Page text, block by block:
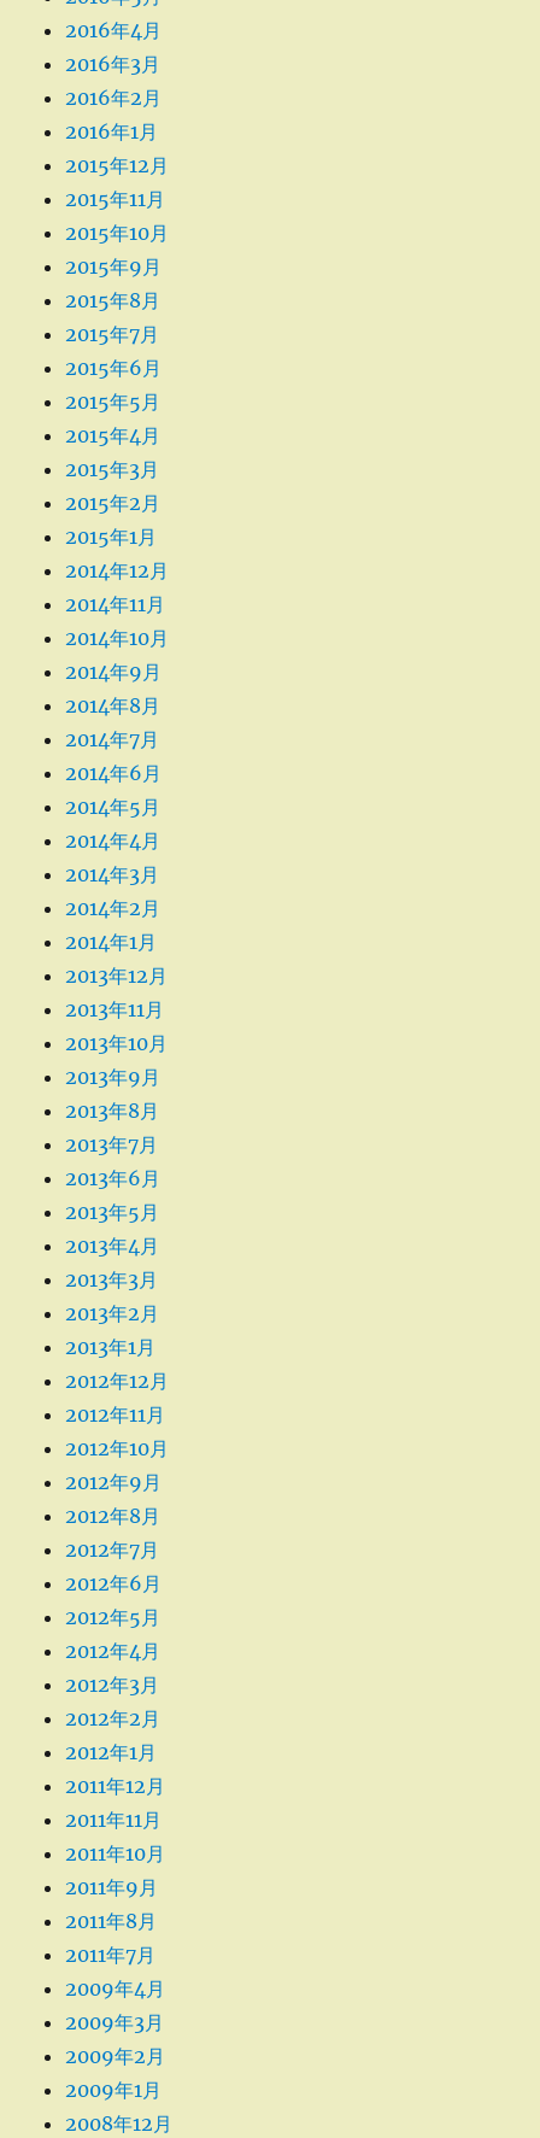
2016年4月
2016年3月
2016年2月
2016年1月
2015年12月
2015年11月
2015年10月
2015年9月
2015年8月
2015年7月
2015年6月
2015年5月
2015年4月
2015年3月
2015年2月
2015年1月
2014年12月
2014年11月
2014年10月
2014年9月
2014年8月
2014年7月
2014年6月
2014年5月
2014年4月
2014年3月
2014年2月
2014年1月
2013年12月
2013年11月
2013年10月
2013年9月
2013年8月
2013年7月
2013年6月
2013年5月
2013年4月
2013年3月
2013年2月
2013年1月
2012年12月
2012年11月
2012年10月
2012年9月
2012年8月
2012年7月
2012年6月
2012年5月
2012年4月
2012年3月
2012年2月
2012年1月
2011年12月
2011年11月
2011年10月
2011年9月
2011年8月
2011年7月
2009年4月
2009年3月
2009年2月
2009年1月
2008年12月